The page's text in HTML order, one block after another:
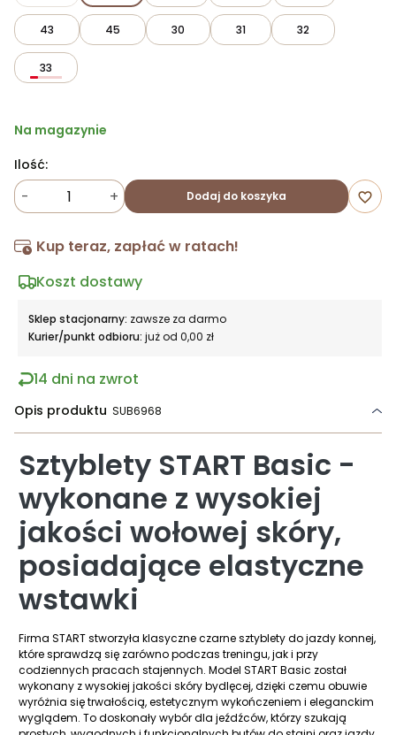
43 45 30 31 32
33
Na magazynie
Ilość:
- + Dodaj do koszyka favorite_border
Kup teraz, zapłać w ratach!
Koszt dostawy
Sklep stacjonarny: zawsze za darmo
Kurier/punkt odbioru: już od 0,00 zł
14 dni na zwrot
Opis produktu SUB6968
Sztyblety START Basic -
wykonane z wysokiej
jakości wołowej skóry,
posiadające elastyczne
wstawki
Firma START stworzyła klasyczne czarne sztyblety do jazdy konnej,
które sprawdzą się zarówno podczas treningu, jak i przy
codziennych pracach stajennych. Model START Basic został
wykonany z wysokiej jakości skóry bydlęcej, dzięki czemu obuwie
wyróżnia się trwałością, estetycznym wykończeniem i eleganckim
wyglądem. To doskonały wybór dla jeźdźców, którzy szukają